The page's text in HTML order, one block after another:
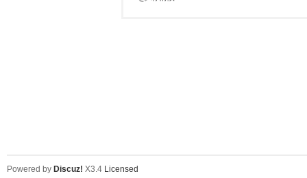
Powered by Discuz! X3.4 Licensed